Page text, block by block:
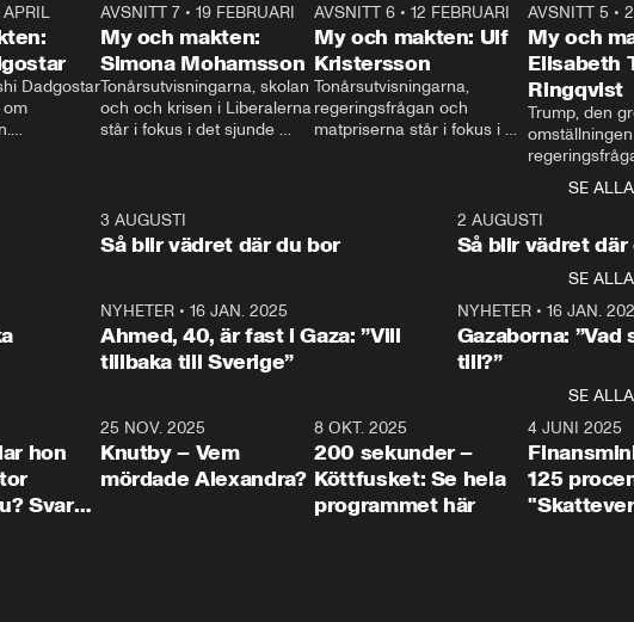
APRIL
Dadgostar
om
Ska vi
vi förstås
24:30
AVSNITT 7• 19 FEBRUARI
My och makten:
Simona Mohamsson
Tonårsutvisningarna, skolan
och och krisen i Liberalerna
står i fokus i det sjunde
kommentator My
Rohwedder ställer
utbildnings- och
Mohamsson till svars.
27:30
AVSNITT 6 •12 FEBRUARI
My och makten: Ulf
Kristersson
Tonårsutvisningarna,
regeringsfrågan och
matpriserna står i fokus i
Rohwedder ställer
statsminister Ulf Kristersson
AVSNITT 5 •
My och
Elisabeth
Ringqvist
Trump, den
centrum i
avsnittet av
Makten”. Se
Aftonbladets
Rohwedder
Thand Ring
SE ALLA
3 AUGUSTI
Så blir vädret där du bor
2 AUGUSTI
Så blir vädret där
SE ALLA
NYHETER• 16 JAN. 2025
Ahmed, 40, är fast i Gaza: ”Vill
tillbaka till Sverige”
NYHETER• 16 JAN.
Gazaborna:
till?”
SE ALLA
hon
Svar
31:05
25 NOV. 2025
Knutby – Vem
mördade Alexandra?
4:29
8 OKT. 2025
200 sekunder –
Köttfusket: Se hela
programmet här
4 JUNI 2025
125